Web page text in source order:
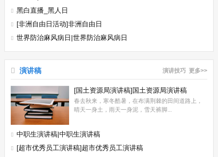
黑白直播_黑人日
[非洲自由日活动]非洲自由日
世界防治麻风病日|世界防治麻风病日
演讲稿 更多>>
演讲技巧
[国土资源局演讲稿]国土资源局演讲稿
春去秋来，寒冬酷暑，在布满荆棘的田间道路上，
晴天一身土，雨天一身泥，雪天裤脚...
中职生演讲稿|中职生演讲稿
[超市优秀员工演讲稿]超市优秀员工演讲稿